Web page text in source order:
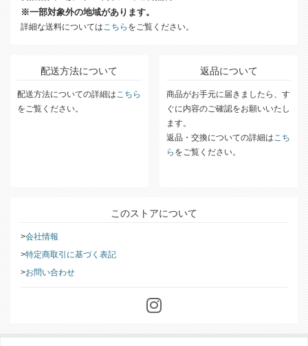
※一部対象外の地域があります。
詳細な送料についてはこちら をご覧ください。
配送方法について
配送方法についての詳細はこちら
をご覧ください。
返品について
商品がお手元に届きましたら、す
ぐに内容のご確認をお願いいたし
ます。
返品・交換についての詳細はこち
ら をご覧ください。
このストアについて
会社情報
特定商取引に基づく表記
お問い合わせ